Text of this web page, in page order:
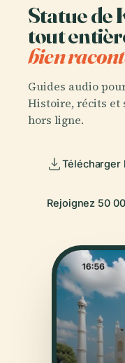
Statue de
tout
bien
Guides audio
Histoire, récits et
hors ligne.
Télécharger
Rejoignez 50